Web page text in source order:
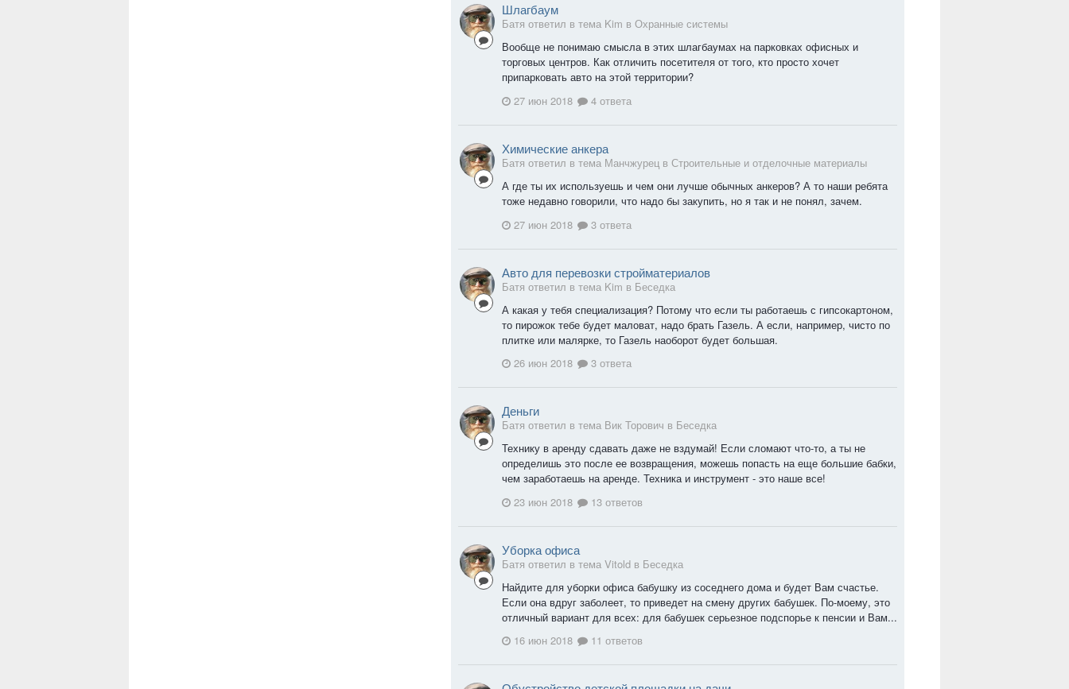
Шлагбаум
Батя ответил в тема Kim в Охранные системы
Вообще не понимаю смысла в этих шлагбаумах на парковках офисных и
торговых центров. Как отличить посетителя от того, кто просто хочет
припарковать авто на этой территории?
27 июн 2018
4 ответа
Химические анкера
Батя ответил в тема Манчжурец в Строительные и отделочные материалы
А где ты их используешь и чем они лучше обычных анкеров? А то наши ребята
тоже недавно говорили, что надо бы закупить, но я так и не понял, зачем.
27 июн 2018
3 ответа
Авто для перевозки стройматериалов
Батя ответил в тема Kim в Беседка
А какая у тебя специализация? Потому что если ты работаешь с гипсокартоном,
то пирожок тебе будет маловат, надо брать Газель. А если, например, чисто по
плитке или малярке, то Газель наоборот будет большая.
26 июн 2018
3 ответа
Деньги
Батя ответил в тема Вик Торович в Беседка
Технику в аренду сдавать даже не вздумай! Если сломают что-то, а ты не
определишь это после ее возвращения, можешь попасть на еще большие бабки,
чем заработаешь на аренде. Техника и инструмент - это наше все!
23 июн 2018
13 ответов
Уборка офиса
Батя ответил в тема Vitold в Беседка
Найдите для уборки офиса бабушку из соседнего дома и будет Вам счастье.
Если она вдруг заболеет, то приведет на смену других бабушек. По-моему, это
отличный вариант для всех: для бабушек серьезное подспорье к пенсии и Вам...
16 июн 2018
11 ответов